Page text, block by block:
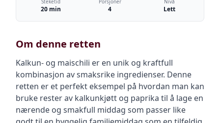
Steketid
20 min
Porsjoner
4
Nivå
Lett
Om denne retten
Kalkun- og maischili er en unik og kraftfull
kombinasjon av smaksrike ingredienser. Denne
retten er et perfekt eksempel på hvordan man kan
bruke rester av kalkunkjøtt og paprika til å lage en
nærende og smakfull middag som passer like